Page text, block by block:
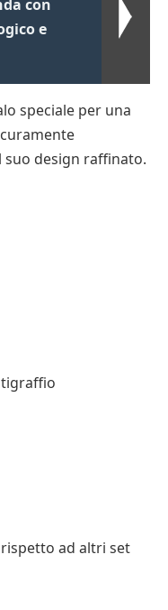
con
e
speciale per una
suo design raffinato.
ad altri set